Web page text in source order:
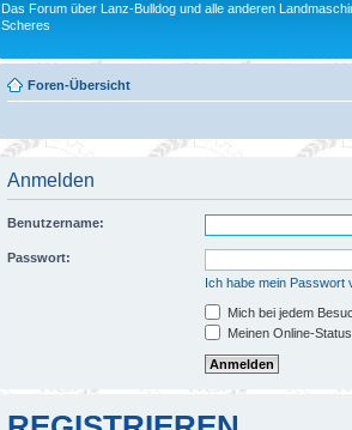
Das Forum über Lanz-Bulldog und alle anderen
Scheres
Foren-Übersicht
Anmelden
Benutzername:
Passwort:
Ich habe mein Passwort
Mich bei jedem
Meinen Online-